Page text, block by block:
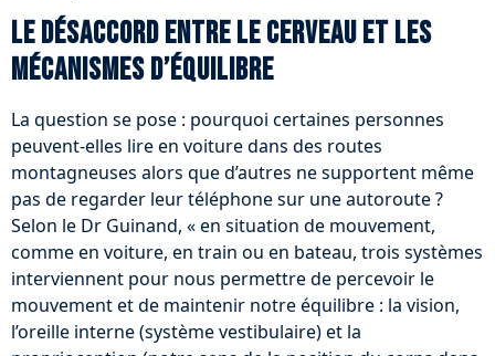
Le désaccord entre le cerveau et les
mécanismes d’équilibre
La question se pose : pourquoi certaines personnes
peuvent-elles lire en voiture dans des routes
montagneuses alors que d’autres ne supportent même
pas de regarder leur téléphone sur une autoroute ?
Selon le Dr Guinand, « en situation de mouvement,
comme en voiture, en train ou en bateau, trois systèmes
interviennent pour nous permettre de percevoir le
mouvement et de maintenir notre équilibre : la vision,
l’oreille interne (système vestibulaire) et la